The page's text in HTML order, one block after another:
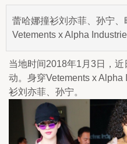
蕾哈娜撞衫刘亦菲、孙宁
Vetements x Alpha
当地时间2018年1月3日，
动。身穿Vetements x
衫刘亦菲、孙宁。